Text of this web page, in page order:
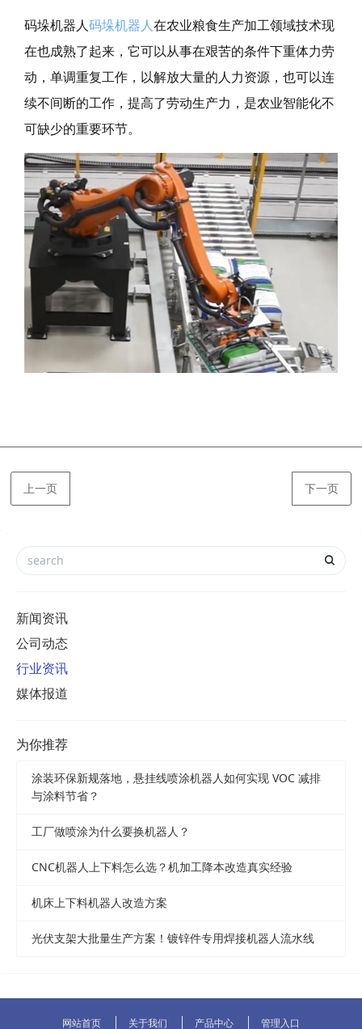
码垛机器人 码垛机器人 在农业粮食生产加工领域技术现
在也成熟了起来， 它可以从事在艰苦的条件下重体力劳
动，单调重复工作，以解放大量的人力资源，也可以连
续不间断的工作，提高了劳动生产力，是农业智能化不
可缺少的重要环节。
上一页 下一页
新闻资讯
公司动态
行业资讯
媒体报道
为你推荐
涂装环保新规落地，悬挂线喷涂机器人如何实现 VOC 减排
与涂料节省？
工厂做喷涂为什么要换机器人？
CNC机器人上下料怎么选？机加工降本改造真实经验
机床上下料机器人改造方案
光伏支架大批量生产方案！镀锌件专用焊接机器人流水线
网站首页 关于我们 产品中心 管理入口